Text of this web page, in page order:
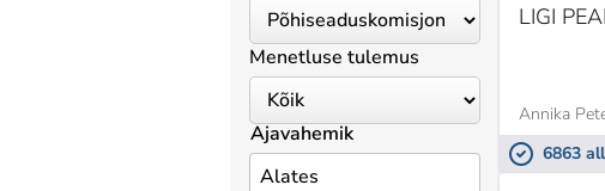
Menetluse tulemus
Ajavahemik
Alates
LIGI
Annika
6863